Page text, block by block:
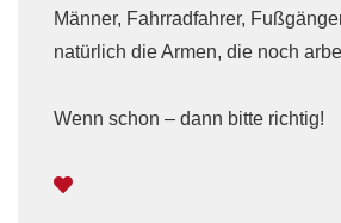
Männer, Fahrradfahrer,
natürlich die Armen, die noch
Wenn schon – dann bitte richtig!